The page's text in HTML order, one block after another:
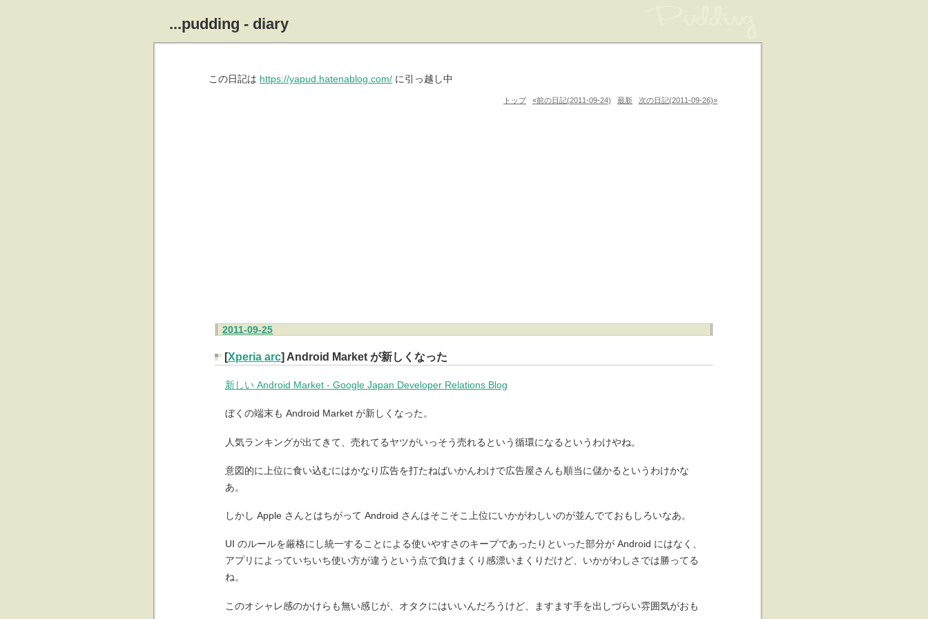
...pudding - diary
この日記は https://yapud.hatenablog.com/ に引っ越し中
トップ «前の日記(2011-09-24) 最新 次の日記(2011-09-26)»
2011-09-25
[Xperia arc] Android Market が新しくなった
新しい Android Market - Google Japan Developer Relations Blog
ぼくの端末も Android Market が新しくなった。
人気ランキングが出てきて、売れてるヤツがいっそう売れるという循環になるというわけやね。
意図的に上位に食い込むにはかなり広告を打たねばいかんわけで広告屋さんも順当に儲かるというわけかな
あ。
しかし Apple さんとはちがって Android さんはそこそこ上位にいかがわしいのが並んでておもしろいなあ。
UI のルールを厳格にし統一することによる使いやすさのキープであったりといった部分が Android にはなく、
アプリによっていちいち使い方が違うという点で負けまくり感漂いまくりだけど、いかがわしさでは勝ってる
ね。
このオシャレ感のかけらも無い感じが、オタクにはいいんだろうけど、ますます手を出しづらい雰囲気がおも